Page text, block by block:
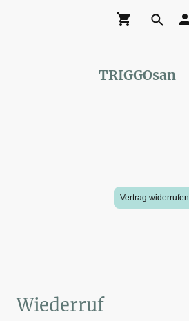
TRIGGOsan
Vertrag widerrufen
Wiederruf